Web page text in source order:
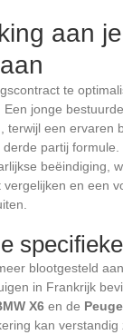
aan
te
Een jonge
terwijl een ervaren
partij formule.
beëindiging,
en een
blootgesteld
in Frankrijk
X6en de
kan verstandig